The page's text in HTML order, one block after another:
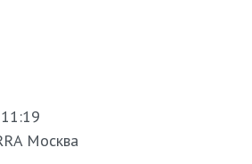
Москва